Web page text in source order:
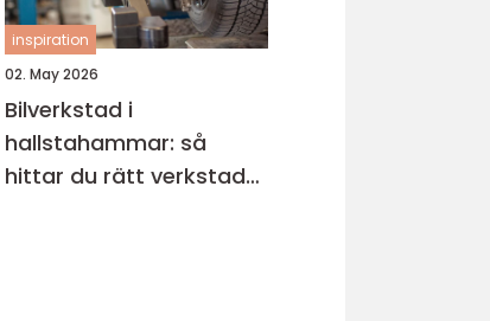
inspiration
02. May 2026
Bilverkstad i
hallstahammar: så
hittar du rätt verkstad